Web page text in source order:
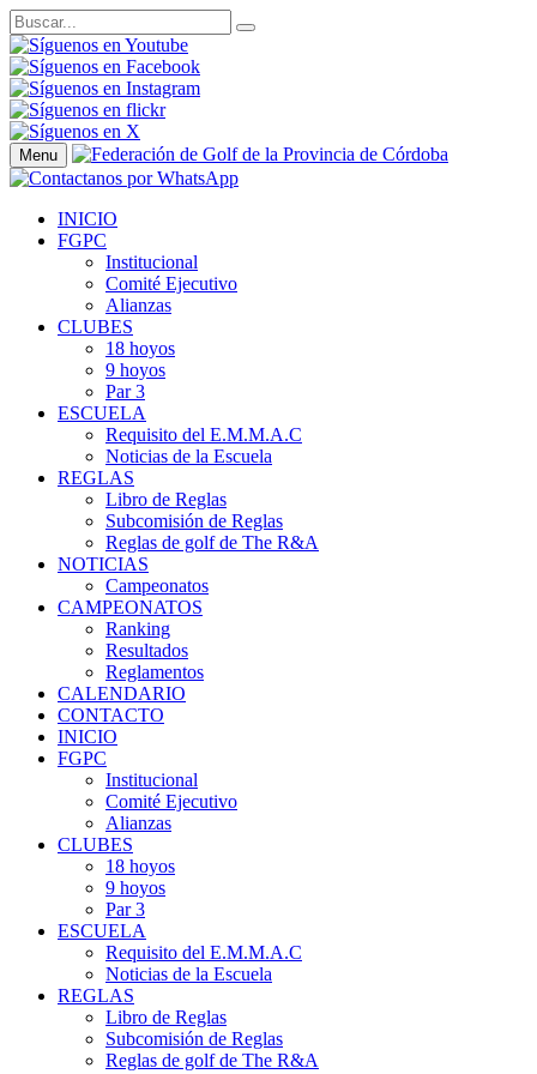
Menu
INICIO
FGPC
Institucional
Comité Ejecutivo
Alianzas
CLUBES
18 hoyos
9 hoyos
Par 3
ESCUELA
Requisito del E.M.M.A.C
Noticias de la Escuela
REGLAS
Libro de Reglas
Subcomisión de Reglas
Reglas de golf de The R&A
NOTICIAS
Campeonatos
CAMPEONATOS
Ranking
Resultados
Reglamentos
CALENDARIO
CONTACTO
INICIO
FGPC
Institucional
Comité Ejecutivo
Alianzas
CLUBES
18 hoyos
9 hoyos
Par 3
ESCUELA
Requisito del E.M.M.A.C
Noticias de la Escuela
REGLAS
Libro de Reglas
Subcomisión de Reglas
Reglas de golf de The R&A